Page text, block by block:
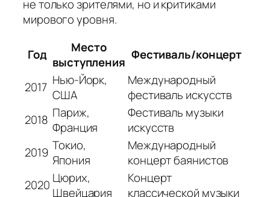
не только зрителями, но и критиками
мирового уровня.
Год
Место
выступления Фестиваль/концерт
2017 Нью-Йорк,
США
Международный
фестиваль искусств
2018 Париж,
Франция
Фестиваль музыки
искусств
2019 Токио,
Япония
Международный
концерт баянистов
2020 Цюрих,
Швейцария
Концерт
классической музыки